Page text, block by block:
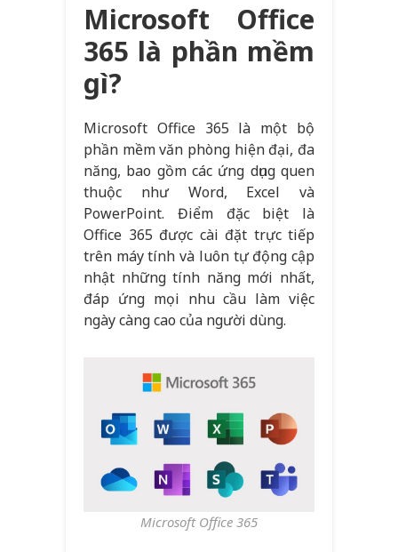
Microsoft Office
365 là phần mềm
gì?
Microsoft Office 365 là một bộ
phần mềm văn phòng hiện đại, đa
năng, bao gồm các ứng dụng quen
thuộc như Word, Excel và
PowerPoint. Điểm đặc biệt là
Office 365 được cài đặt trực tiếp
trên máy tính và luôn tự động cập
nhật những tính năng mới nhất,
đáp ứng mọi nhu cầu làm việc
ngày càng cao của người dùng.
Microsoft Office 365